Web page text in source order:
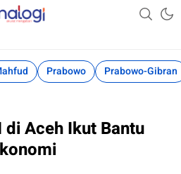
Analogi
Mengabari
Prabowo Prabowo-Gibran
di Aceh Ikut Bantu